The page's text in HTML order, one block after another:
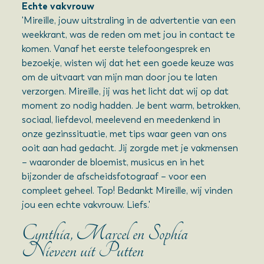
Echte vakvrouw
'Mireille, jouw uitstraling in de advertentie van een
weekkrant, was de reden om met jou in contact te
komen. Vanaf het eerste telefoongesprek en
bezoekje, wisten wij dat het een goede keuze was
om de uitvaart van mijn man door jou te laten
verzorgen. Mireille, jij was het licht dat wij op dat
moment zo nodig hadden. Je bent warm, betrokken,
sociaal, liefdevol, meelevend en meedenkend in
onze gezinssituatie, met tips waar geen van ons
ooit aan had gedacht. Jij zorgde met je vakmensen
– waaronder de bloemist, musicus en in het
bijzonder de afscheidsfotograaf – voor een
compleet geheel. Top! Bedankt Mireille, wij vinden
jou een echte vakvrouw. Liefs.'
Cynthia, Marcel en Sophia
Nieveen uit Putten